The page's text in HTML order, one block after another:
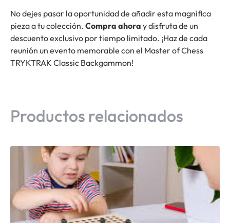
No dejes pasar la oportunidad de añadir esta magnífica
pieza a tu colección. Compra ahora y disfruta de un
descuento exclusivo por tiempo limitado. ¡Haz de cada
reunión un evento memorable con el Master of Chess
TRYKTRAK Classic Backgammon!
Productos relacionados